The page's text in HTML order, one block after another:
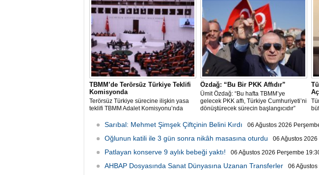
TBMM’de Terörsüz Türkiye Teklifi
Komisyonda
Terörsüz Türkiye sürecine ilişkin yasa
teklifi TBMM Adalet Komisyonu’nda
Özdağ: “Bu Bir PKK Affıdır”
Ümit Özdağ: “Bu hafta TBMM’ye
gelecek PKK affı, Türkiye Cumhuriyeti’ni
dönüştürecek sürecin başlangıcıdır”
Sarıbal: Mehmet Şimşek Çiftçinin Belini Kırdı 06 Ağustos 2026
Oğlunun katili ile 3 gün sonra nikâh masasına oturdu 06 Ağustos
Patlayan konserve 9 aylık bebeği yaktı! 06 Ağustos 2026 Perşembe
AHBAP Dosyasında Sanat Dünyasına Uzanan Transferler 06